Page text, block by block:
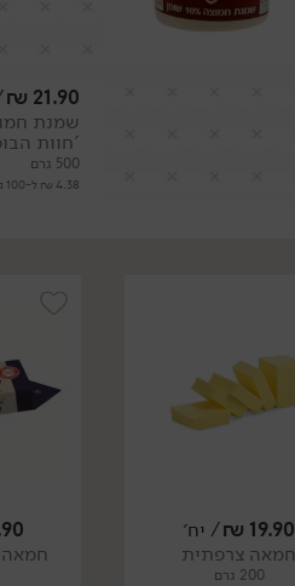
21.90
₪
שמנת חמוצה
'חוות
500 גרם
4.38 ₪ ל-100 גרם
19.90
₪/ יח׳
חמאה צרפתית
200 גרם